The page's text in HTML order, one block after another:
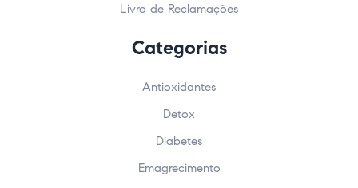
Livro de Reclamações
Categorias
Antioxidantes
Detox
Diabetes
Emagrecimento